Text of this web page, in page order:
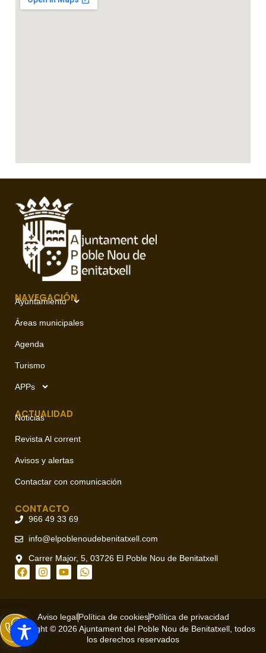
NAVEGACIÓN
Ayuntamiento
Áreas municipales
Agenda
Turismo
APPs
ACTUALIDAD
Noticias
Revista Al corrent
Avisos y alertas
Contactar con comunicación
CONTACTO
966 49 33 69
info@elpoblenoudebenitatxell.com
Carrer Major, 5, 03726 El Poble Nou de Benitatxell
Aviso legalPolítica de cookiesPolítica de privacidad
Copyright © 2026 Ajuntament del Poble Nou de Benitatxell, todos
los derechos reservados